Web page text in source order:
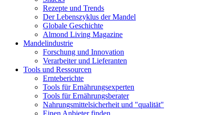
Rezepte und Trends
Der Lebenszyklus der Mandel
Globale Geschichte
Almond Living Magazine
Mandelindustrie
Forschung und Innovation
Verarbeiter und Lieferanten
Tools und Ressourcen
Ernteberichte
Tools für Ernährungsexperten
Tools für Ernährungsberater
Nahrungsmittelsicherheit und "qualität"
Einen Anbieter finden